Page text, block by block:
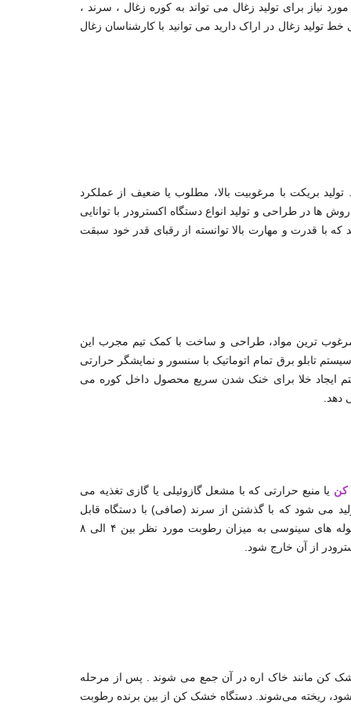
نیاز برای تولید زغال می تواند به کوره زغال ، سرند ،
تولید زغال در اراک دارید می توانید با کارشناسان زغال
بریکت با مرغوبیت بالا، مطلوب یا ضعیف از عملکرد
ها در طراحی و تولید انواع دستگاه اکسترودر با توانایی
با قدرت و مهارت بالا توانسته از رقبای قدر خود سبقت
صنعت دارای ۳ و ۴ دیواره بوده که از مرغوب ترین مواد، طراحی و ساخت با کمک تیم مجرب این
تابلو برق تمام اتوماتیک با سنسور و نمایشگر حرارتی
ایجاد خلا برای خنک شدن سریع محصول داخل کوره می
دهد.
کن یا منبع حرارتی که با مشعل گازوئیلی یا گازی تغذیه می
می شود که با گذشتن از سرند (صافی) با دستگاه قابل
تنظیم میزان حجم ورودی مواد داخل لوله های سینوسی شده و با گردش در لوله های سینوسی به میزان رطوبت مورد نظر بین ۴ الی ۸
از آن خارج شود.
کن مانند خاک اره در آن جمع می شوند . پس از مرحله
ریخته می‌شوند. دستگاه خشک کن از بین برنده رطوبت